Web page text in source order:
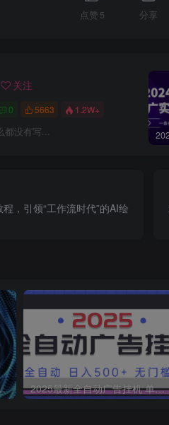
点赞 5 分享
关注
0 5663 1.2W+
都没有写...
，引领“工作流时代”的AI绘
生图技巧，提升作图效率 2025最新全自动广告挂机 单机500+实操分享 小白可无脑操作